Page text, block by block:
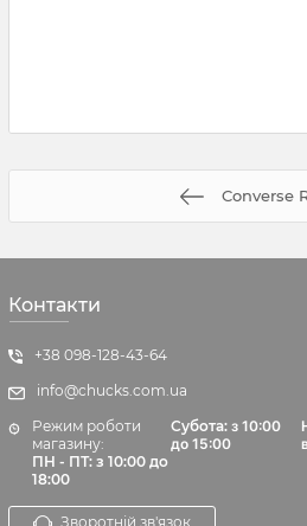
Converse
Контакти
+38 098-128-43-64
info@chucks.com.ua
Режим роботи
магазину:
ПН - ПТ: з 10:00 до
18:00
Субота:з 10:00
до 15:00
Зворотній зв'язок